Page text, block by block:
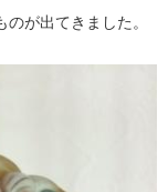
が出てきました。